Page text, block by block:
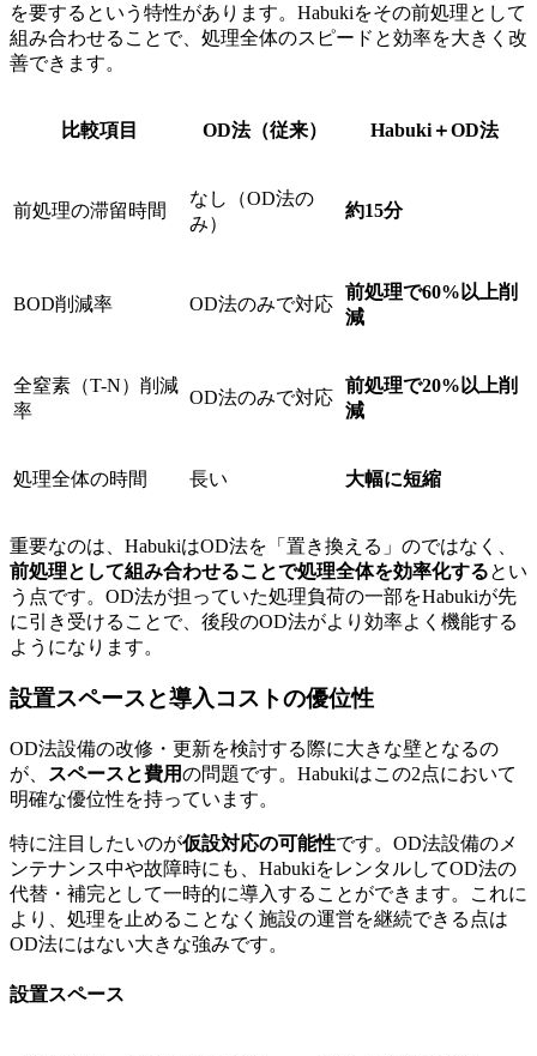
を要するという特性があります。Habukiをその前処理として
組み合わせることで、処理全体のスピードと効率を大きく改
善できます。
比較項目 OD法（従来） Habuki＋OD法
前処理の滞留時間
なし（OD法の
み）
約15分
BOD削減率 OD法のみで対応
前処理で60%以上削
減
全窒素（T-N）削減
率
OD法のみで対応
前処理で20%以上削
減
処理全体の時間 長い 大幅に短縮
重要なのは、HabukiはOD法を「置き換える」のではなく、
前処理として組み合わせることで処理全体を効率化するとい
う点です。OD法が担っていた処理負荷の一部をHabukiが先
に引き受けることで、後段のOD法がより効率よく機能する
ようになります。
設置スペースと導入コストの優位性
OD法設備の改修・更新を検討する際に大きな壁となるの
が、
スペースと費用の問題です。Habukiはこの2点において
明確な優位性を持っています。
特に注目したいのが仮設対応の可能性です。OD法設備のメ
ンテナンス中や故障時にも、HabukiをレンタルしてOD法の
代替・補完として一時的に導入することができます。これに
より、処理を止めることなく施設の運営を継続できる点は
OD法にはない大きな強みです。
設置スペース